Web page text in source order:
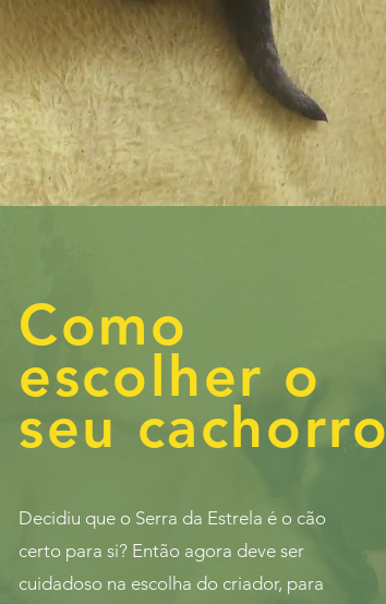
Como
escolher o
seu cachorro
Decidiu que o Serra da Estrela é o cão
certo para si? Então agora deve ser
cuidadoso na escolha do criador, para